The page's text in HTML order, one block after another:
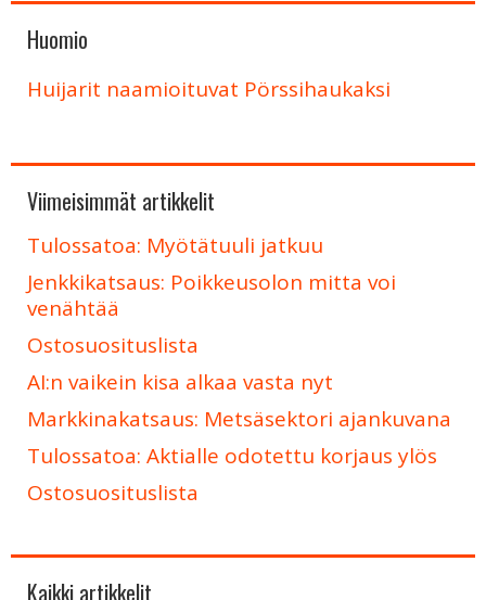
Huomio
Huijarit naamioituvat Pörssihaukaksi
Viimeisimmät artikkelit
Tulossatoa: Myötätuuli jatkuu
Jenkkikatsaus: Poikkeusolon mitta voi
venähtää
Ostosuosituslista
AI:n vaikein kisa alkaa vasta nyt
Markkinakatsaus: Metsäsektori ajankuvana
Tulossatoa: Aktialle odotettu korjaus ylös
Ostosuosituslista
Kaikki artikkelit